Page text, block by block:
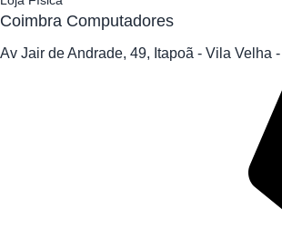
Coimbra Computadores
Av Jair de Andrade, 49, Itapoã - Vila Velha